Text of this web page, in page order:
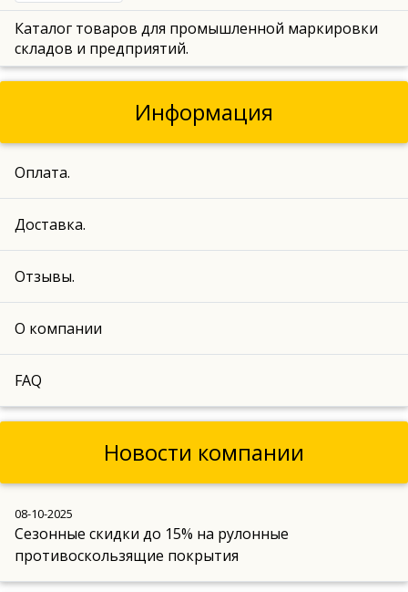
Каталог товаров для промышленной маркировки
складов и предприятий.
Информация
Оплата.
Доставка.
Отзывы.
О компании
FAQ
Новости компании
08-10-2025
Сезонные скидки до 15% на рулонные
противоскользящие покрытия